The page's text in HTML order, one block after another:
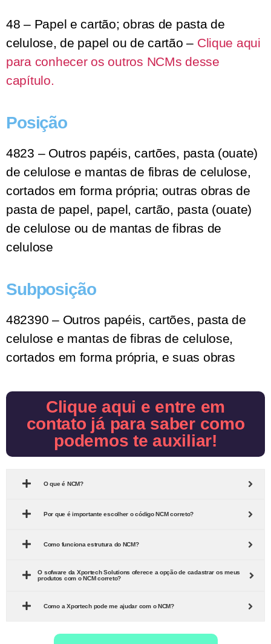
48 – Papel e cartão; obras de pasta de
celulose, de papel ou de cartão – Clique aqui
para conhecer os outros NCMs desse
capítulo.
Posição
4823 – Outros papéis, cartões, pasta (ouate)
de celulose e mantas de fibras de celulose,
cortados em forma própria; outras obras de
pasta de papel, papel, cartão, pasta (ouate)
de celulose ou de mantas de fibras de
celulose
Subposição
482390 – Outros papéis, cartões, pasta de
celulose e mantas de fibras de celulose,
cortados em forma própria, e suas obras
Clique aqui e entre em
contato já para saber como
podemos te auxiliar!
O que é NCM?
Por que é importante escolher o código NCM correto?
Como funciona estrutura do NCM?
O sofware da Xportech Solutions oferece a opção de cadastrar os meus
produtos com o NCM correto?
Como a Xportech pode me ajudar com o NCM?